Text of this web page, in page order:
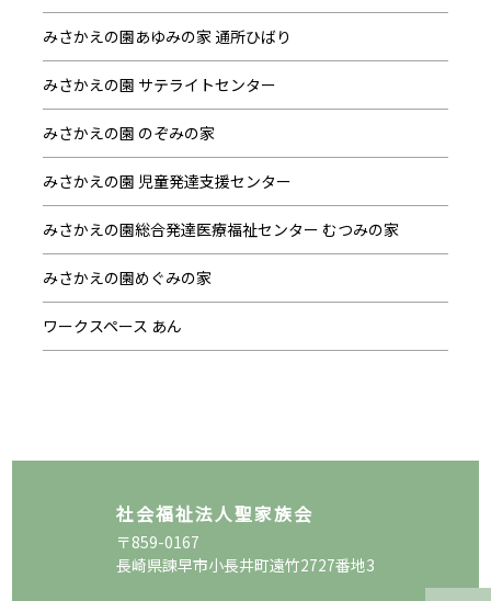
みさかえの園あゆみの家 通所ひばり
みさかえの園 サテライトセンター
みさかえの園 のぞみの家
みさかえの園 児童発達支援センター
みさかえの園総合発達医療福祉センター むつみの家
みさかえの園めぐみの家
ワークスペース あん
社会福祉法人聖家族会
〒859-0167
長崎県諫早市小長井町遠竹2727番地3